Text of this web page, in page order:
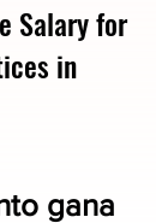
Salary for
in
gana